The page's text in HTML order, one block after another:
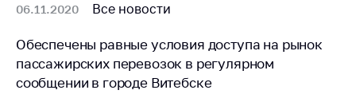
регулирование и
конкуренция
Торговля и услуги
06.11.2020 Все новости
Обеспечены равные условия доступа на рынок
пассажирских перевозок в регулярном
сообщении в городе Витебске